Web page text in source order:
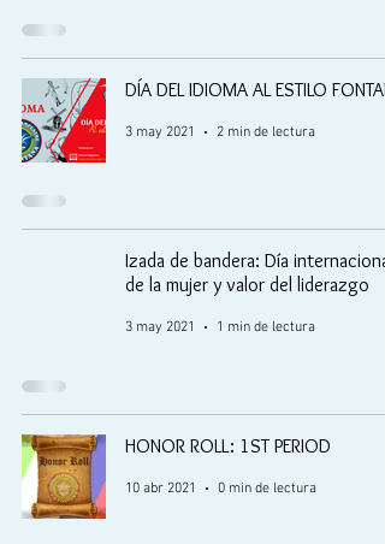
DÍA DEL IDIOMA AL ESTILO
3 may 2021 2 min de lectura
Izada de bandera: Día internacional
de la mujer y valor del liderazgo
3 may 2021 1 min de lectura
HONOR ROLL: 1ST PERIOD
10 abr 2021 0 min de lectura